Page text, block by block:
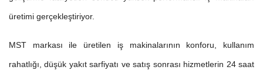
üretimi gerçekleştiriyor.
MST markası ile üretilen iş makinalarının konforu, kullanım
rahatlığı, düşük yakıt sarfiyatı ve satış sonrası hizmetlerin 24 saat